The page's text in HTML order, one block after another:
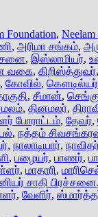
Foundation, Neelam
, அரிமா சங்கம்,
, இஸ்லாமியர்,
வகை, கிறிஸ்த்துவர்,
, கோவில், கௌடில்யர்
, சீமான்,
, தினமலர்,
போராட்டம், தேவர்,
, நத்தம்
, நாலாடியார்,
, பழையர், பாணர்,
, மாதாரி,
சாதி பிரச்சனை,
, வேளிர்,